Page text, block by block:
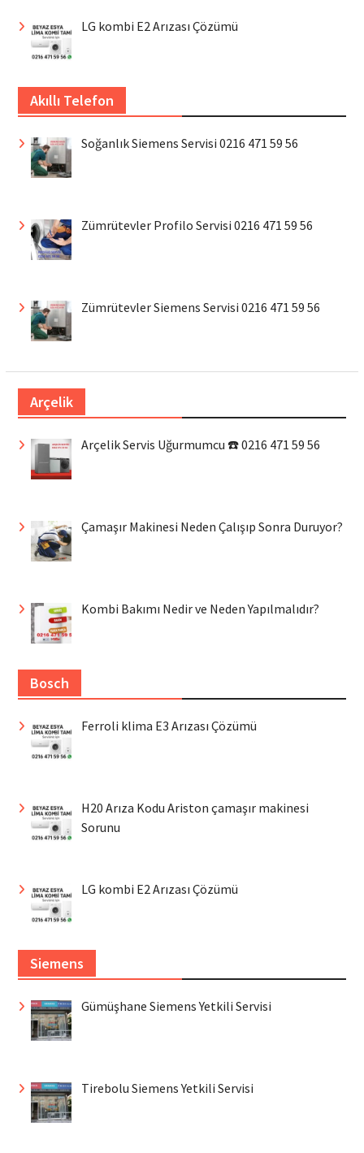
LG kombi E2 Arızası Çözümü
Akıllı Telefon
Soğanlık Siemens Servisi 0216 471 59 56
Zümrütevler Profilo Servisi 0216 471 59 56
Zümrütevler Siemens Servisi 0216 471 59 56
Arçelik
Arçelik Servis Uğurmumcu ☎️ 0216 471 59 56
Çamaşır Makinesi Neden Çalışıp Sonra Duruyor?
Kombi Bakımı Nedir ve Neden Yapılmalıdır?
Bosch
Ferroli klima E3 Arızası Çözümü
H20 Arıza Kodu Ariston çamaşır makinesi
Sorunu
LG kombi E2 Arızası Çözümü
Siemens
Gümüşhane Siemens Yetkili Servisi
Tirebolu Siemens Yetkili Servisi